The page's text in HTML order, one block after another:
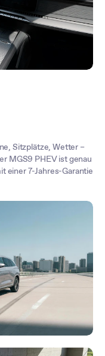
Sitzplätze, Wetter –
MGS9 PHEV ist genau
einer 7-Jahres-Garantie